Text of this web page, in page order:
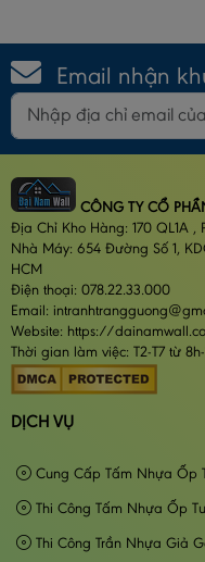
Email nhận
CÔNG TY CỔ
Địa Chỉ Kho Hàng: 170 QL1A ,
Nhà Máy: 654 Đường Số 1,
HCM
Điện thoại: 078.22.33.000
Email:
Website: https://
Thời gian làm việc: T2-T7 từ 8h-
DỊCH VỤ
Cung Cấp Tấm Nhựa Ốp
Thi Công Tấm Nhựa Ốp
Thi Công Trần Nhựa Giả